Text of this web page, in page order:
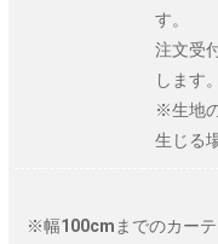
す。
注文受
します。
※生地
生じる
※幅100cmまでのカーテ